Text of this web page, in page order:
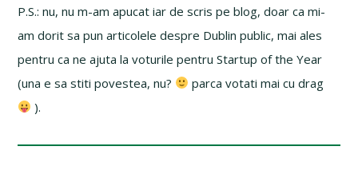
P.S.: nu, nu m-am apucat iar de scris pe blog, doar ca mi-
am dorit sa pun articolele despre Dublin public, mai ales
pentru ca ne ajuta la voturile pentru Startup of the Year
(una e sa stiti povestea, nu?
parca votati mai cu drag
).